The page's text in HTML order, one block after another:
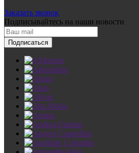
Заказать звонок
Подписывайтесь на наши новости